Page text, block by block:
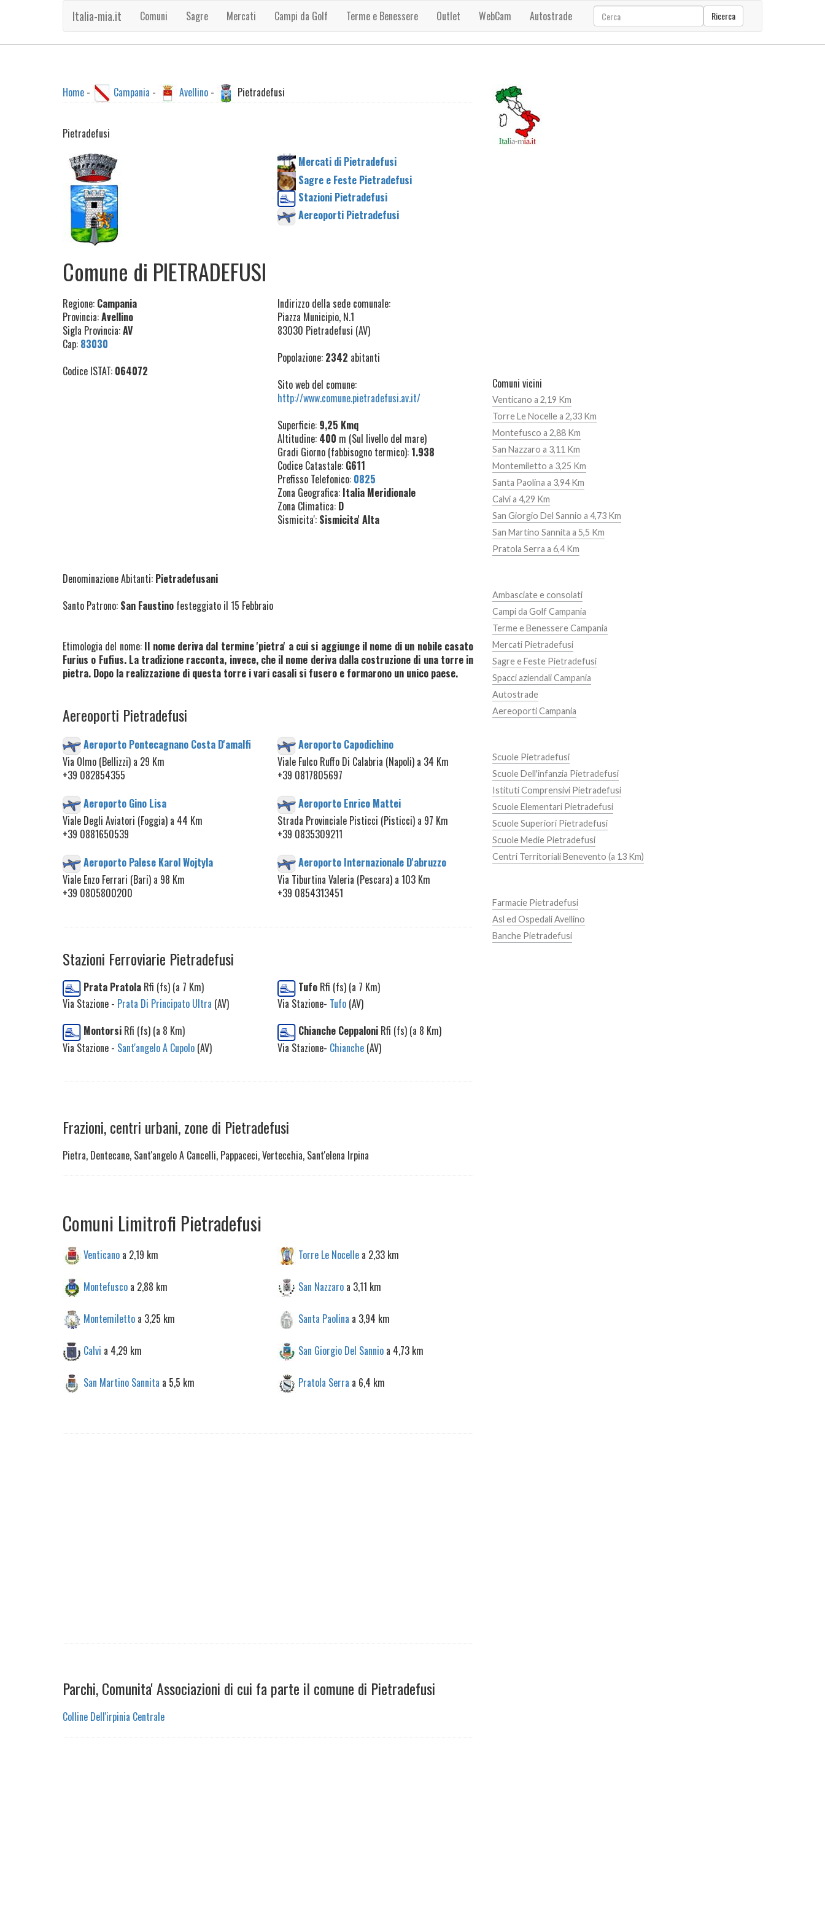
Italia-mia.it Comuni Sagre Mercati Campi da Golf Terme e Benessere Outlet WebCam Autostrade Ricerca
Home - Campania - Avellino - Pietradefusi
Pietradefusi
Mercati di Pietradefusi
Sagre e Feste Pietradefusi
Stazioni Pietradefusi
Aereoporti Pietradefusi
Comune di PIETRADEFUSI
Regione: Campania
Provincia:Avellino
Sigla Provincia:AV
Cap: 83030
Codice ISTAT: 064072
Indirizzo della sede comunale:
Piazza Municipio, N.1
83030 Pietradefusi (AV)
Popolazione: 2342 abitanti
Sito web del comune:
http://www.comune.pietradefusi.av.it/
Superficie: 9,25 Kmq
Altitudine: 400 m (Sul livello del mare)
Gradi Giorno (fabbisogno termico): 1.938
Codice Catastale: G611
Prefisso Telefonico: 0825
Zona Geografica: Italia Meridionale
Zona Climatica: D
Sismicita': Sismicita' Alta
Denominazione Abitanti: Pietradefusani
Santo Patrono: San Faustino festeggiato il 15 Febbraio
Etimologia del nome: Il nome deriva dal termine 'pietra' a cui si aggiunge il nome di un nobile casato
Furius o Fufius. La tradizione racconta, invece, che il nome deriva dalla costruzione di una torre in
pietra. Dopo la realizzazione di questa torre i vari casali si fusero e formarono un unico paese.
Aereoporti Pietradefusi
Aeroporto Pontecagnano Costa D'amalfi
Via Olmo (Bellizzi) a 29 Km
+39 082854355
Aeroporto Capodichino
Viale Fulco Ruffo Di Calabria (Napoli) a 34 Km
+39 0817805697
Aeroporto Gino Lisa
Viale Degli Aviatori (Foggia) a 44 Km
+39 0881650539
Aeroporto Enrico Mattei
Strada Provinciale Pisticci (Pisticci) a 97 Km
+39 0835309211
Aeroporto Palese Karol Wojtyla
Viale Enzo Ferrari (Bari) a 98 Km
+39 0805800200
Aeroporto Internazionale D'abruzzo
Via Tiburtina Valeria (Pescara) a 103 Km
+39 0854313451
Stazioni Ferroviarie Pietradefusi
Prata Pratola Rfi (fs) (a 7 Km)
Via Stazione - Prata Di Principato Ultra (AV)
TufoRfi (fs) (a 7 Km)
Via Stazione- Tufo(AV)
Montorsi Rfi (fs) (a 8 Km)
Via Stazione - Sant'angelo A Cupolo (AV)
Chianche CeppaloniRfi (fs) (a 8 Km)
Via Stazione- Chianche(AV)
Frazioni, centri urbani, zone di Pietradefusi
Pietra, Dentecane, Sant'angelo A Cancelli, Pappaceci, Vertecchia, Sant'elena Irpina
Comuni Limitrofi Pietradefusi
Venticano a 2,19 km Torre Le Nocellea 2,33 km
Montefusco a 2,88 km San Nazzaroa 3,11 km
Montemiletto a 3,25 km Santa Paolina a 3,94 km
Calvi a 4,29 km San Giorgio Del Sannioa 4,73 km
San Martino Sannita a 5,5 km Pratola Serra a 6,4 km
Parchi, Comunita' Associazioni di cui fa parte il comune di Pietradefusi
Colline Dell'irpinia Centrale
Comuni vicini
Venticano a 2,19 Km
Torre Le Nocelle a 2,33 Km
Montefusco a 2,88 Km
San Nazzaro a 3,11 Km
Montemiletto a 3,25 Km
Santa Paolina a 3,94 Km
Calvi a 4,29 Km
San Giorgio Del Sannio a 4,73 Km
San Martino Sannita a 5,5 Km
Pratola Serra a 6,4 Km
Ambasciate e consolati
Campi da Golf Campania
Terme e Benessere Campania
Mercati Pietradefusi
Sagre e Feste Pietradefusi
Spacci aziendali Campania
Autostrade
Aereoporti Campania
Scuole Pietradefusi
Scuole Dell'infanzia Pietradefusi
Istituti Comprensivi Pietradefusi
Scuole Elementari Pietradefusi
Scuole Superiori Pietradefusi
Scuole Medie Pietradefusi
Centri Territoriali Benevento (a 13 Km)
Farmacie Pietradefusi
Asl ed Ospedali Avellino
Banche Pietradefusi